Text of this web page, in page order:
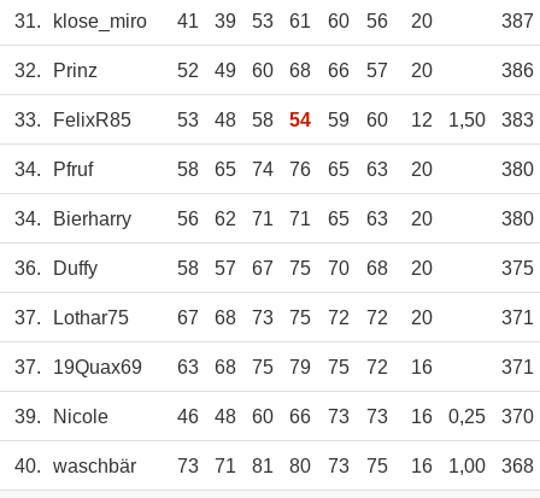
31. klose_miro 41 39 53 61 60 56 20 387
32. Prinz 52 49 60 68 66 57 20 386
33. FelixR85 53 48 58 54 59 60 12 1,50 383
34. Pfruf 58 65 74 76 65 63 20 380
34. Bierharry 56 62 71 71 65 63 20 380
36. Duffy 58 57 67 75 70 68 20 375
37. Lothar75 67 68 73 75 72 72 20 371
37. 19Quax69 63 68 75 79 75 72 16 371
39. Nicole 46 48 60 66 73 73 16 0,25 370
40. waschbär 73 71 81 80 73 75 16 1,00 368